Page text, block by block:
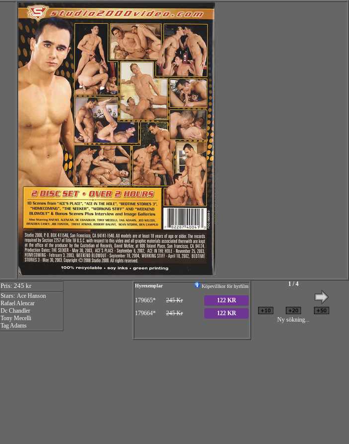
Pris: 245 kr
Stars: Ace Hanson
Rafael Alencar
Dc Chandler
Tony Mecelli
Tag Adams
Hyrexemplar Köpevillkor för hyrfilm
179665* 245 Kr
122 KR
179664* 245 Kr 122 KR
1 / 4
Ny sökning...